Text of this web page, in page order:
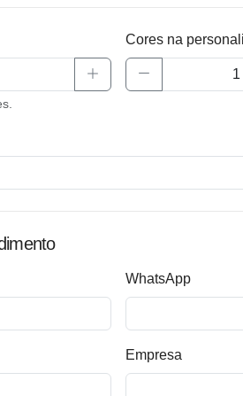
Cores na
WhatsApp
Empresa